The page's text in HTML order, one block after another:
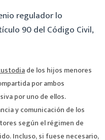
regulador lo
90 del Código Civil,
de los hijos menores
por ambos
por uno de ellos.
y comunicación de los
según el régimen de
Incluso, si fuese necesario,